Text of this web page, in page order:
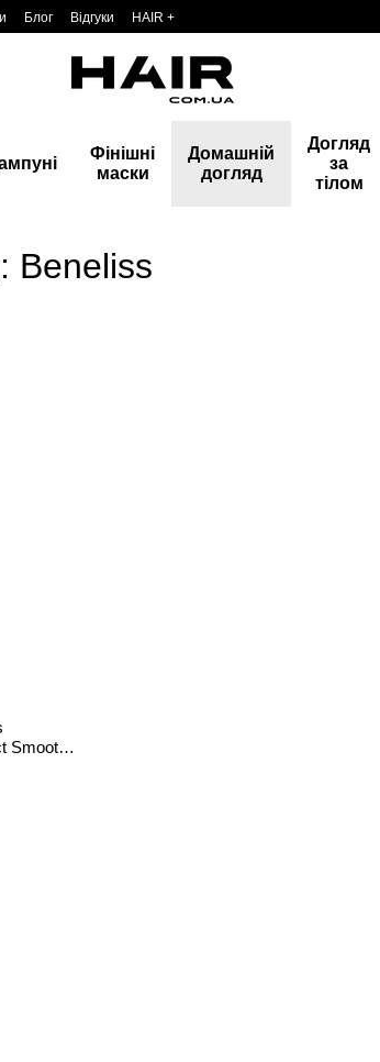
Блог Відгуки HAIR +
Фінішні
маски
Домашній
догляд
Догляд
за
тілом
Beneliss
Smooth